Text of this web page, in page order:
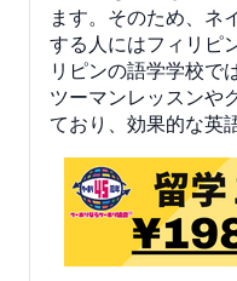
ます。そのため、ネ
する人にはフィリピ
リピンの語学学校で
ツーマンレッスンや
ており、効果的な英